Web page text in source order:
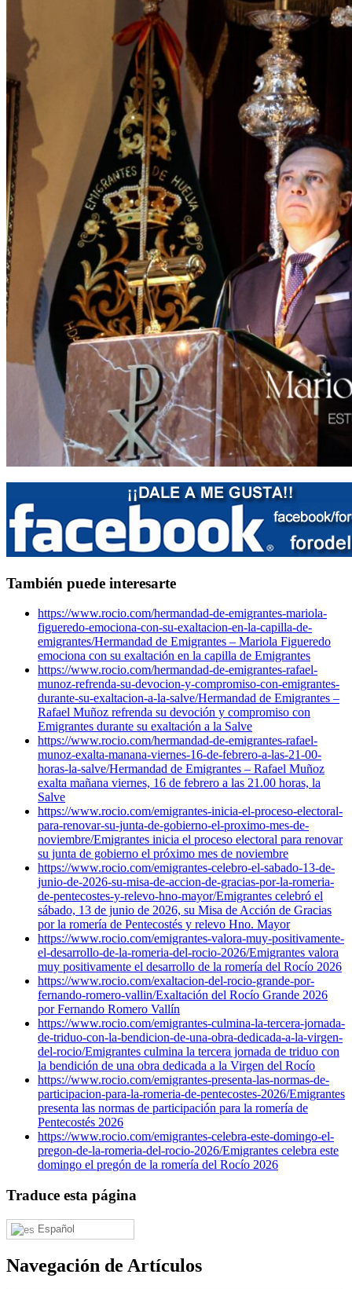
También puede interesarte
https://www.rocio.com/hermandad-de-emigrantes-mariola-
figueredo-emociona-con-su-exaltacion-en-la-capilla-de-
emigrantes/Hermandad de Emigrantes – Mariola Figueredo
emociona con su exaltación en la capilla de Emigrantes
https://www.rocio.com/hermandad-de-emigrantes-rafael-
munoz-refrenda-su-devocion-y-compromiso-con-emigrantes-
durante-su-exaltacion-a-la-salve/Hermandad de Emigrantes –
Rafael Muñoz refrenda su devoción y compromiso con
Emigrantes durante su exaltación a la Salve
https://www.rocio.com/hermandad-de-emigrantes-rafael-
munoz-exalta-manana-viernes-16-de-febrero-a-las-21-00-
horas-la-salve/Hermandad de Emigrantes – Rafael Muñoz
exalta mañana viernes, 16 de febrero a las 21.00 horas, la
Salve
https://www.rocio.com/emigrantes-inicia-el-proceso-electoral-
para-renovar-su-junta-de-gobierno-el-proximo-mes-de-
noviembre/Emigrantes inicia el proceso electoral para renovar
su junta de gobierno el próximo mes de noviembre
https://www.rocio.com/emigrantes-celebro-el-sabado-13-de-
junio-de-2026-su-misa-de-accion-de-gracias-por-la-romeria-
de-pentecostes-y-relevo-hno-mayor/Emigrantes celebró el
sábado, 13 de junio de 2026, su Misa de Acción de Gracias
por la romería de Pentecostés y relevo Hno. Mayor
https://www.rocio.com/emigrantes-valora-muy-positivamente-
el-desarrollo-de-la-romeria-del-rocio-2026/Emigrantes valora
muy positivamente el desarrollo de la romería del Rocío 2026
https://www.rocio.com/exaltacion-del-rocio-grande-por-
fernando-romero-vallin/Exaltación del Rocío Grande 2026
por Fernando Romero Vallín
https://www.rocio.com/emigrantes-culmina-la-tercera-jornada-
de-triduo-con-la-bendicion-de-una-obra-dedicada-a-la-virgen-
del-rocio/Emigrantes culmina la tercera jornada de triduo con
la bendición de una obra dedicada a la Virgen del Rocío
https://www.rocio.com/emigrantes-presenta-las-normas-de-
participacion-para-la-romeria-de-pentecostes-2026/Emigrantes
presenta las normas de participación para la romería de
Pentecostés 2026
https://www.rocio.com/emigrantes-celebra-este-domingo-el-
pregon-de-la-romeria-del-rocio-2026/Emigrantes celebra este
domingo el pregón de la romería del Rocío 2026
Traduce esta página
Español
Navegación de Artículos